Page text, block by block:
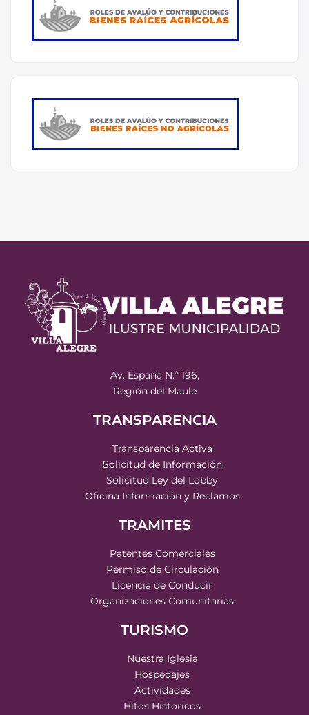
Av. España N.º 196,
Región del Maule
TRANSPARENCIA
Transparencia Activa
Solicitud de Información
Solicitud Ley del Lobby
Oficina Información y Reclamos
TRAMITES
Patentes Comerciales
Permiso de Circulación
Licencia de Conducir
Organizaciones Comunitarias
TURISMO
Nuestra Iglesia
Hospedajes
Actividades
Hitos Historicos